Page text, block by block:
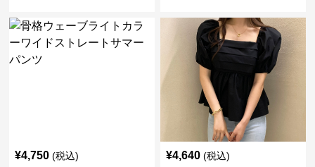
¥4,750 (税込) ¥4,640 (税込)